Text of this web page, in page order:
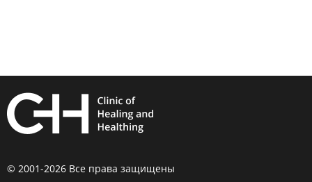
© 2001-2026 Все права защищены